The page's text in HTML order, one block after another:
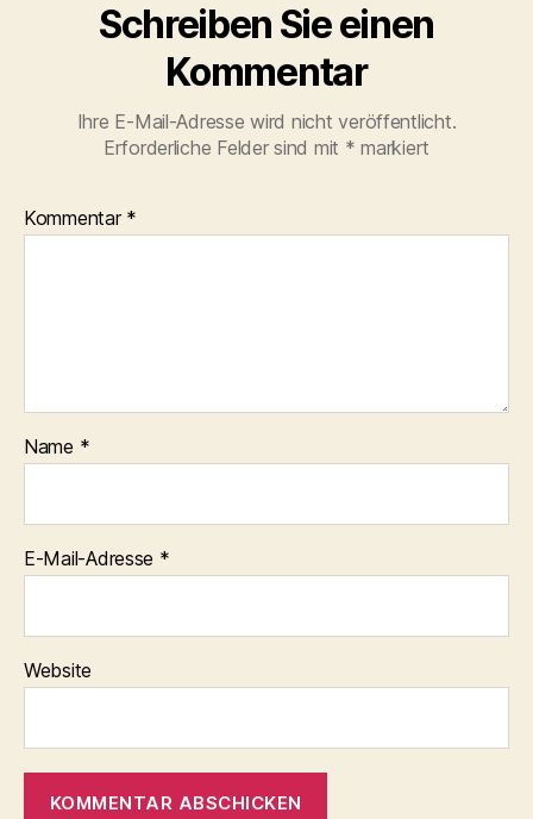
Schreiben Sie einen
Kommentar
Ihre E-Mail-Adresse wird nicht veröffentlicht.
Erforderliche Felder sind mit * markiert
Kommentar *
Name *
E-Mail-Adresse *
Website